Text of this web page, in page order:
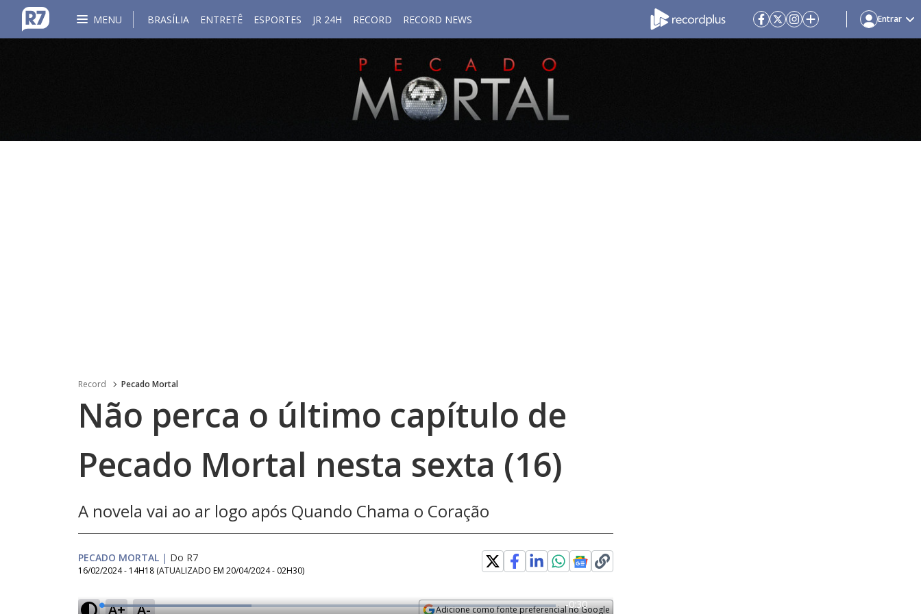
MENU BRASÍLIA ENTRETÊ ESPORTES JR 24H RECORD RECORD NEWS Entrar
Record Pecado Mortal
Não perca o último capítulo de
Pecado Mortal nesta sexta (16)
A novela vai ao ar logo após Quando Chama o Coração
PECADO MORTAL | Do R7
16/02/2024 - 14H18 (ATUALIZADO EM 20/04/2024 - 02H30)
A+ A- Adicione como fonte preferencial no Google
L
R
-0:30